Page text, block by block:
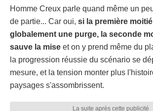
Homme Creux parle quand même un
de partie... Car oui, si la première
globalement une purge, la seconde
sauve la mise et on y prend même du
la progression réussie du scénario se
mesure, et la tension monter plus
paysages s'assombrissent.